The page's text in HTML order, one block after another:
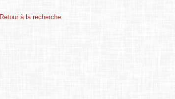
Retour à la recherche